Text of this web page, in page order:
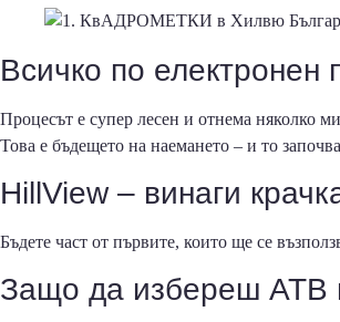
Всичко по
Процесът е супер лесен и отнема няколко
Това е бъдещето на наемането – и то
HillView – винаги
Бъдете част от първите, които ще се
Защо да избереш АТВ